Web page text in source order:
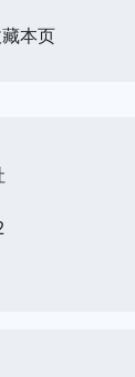
本页